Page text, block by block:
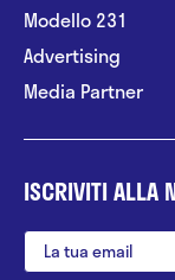
Modello 231
Advertising
Media Partner
ISCRIVITI ALLA